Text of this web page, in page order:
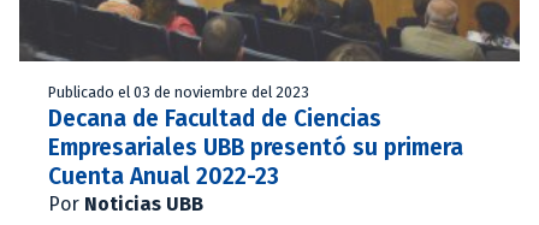
Publicado el 03 de noviembre del 2023
Decana de Facultad de Ciencias
Empresariales UBB presentó su primera
Cuenta Anual 2022-23
Por Noticias UBB